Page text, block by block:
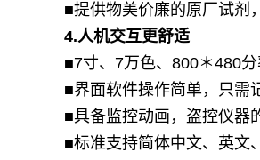
■提供物美价廉的原厂试剂
4.人机交互更舒适
■7寸、7万色、800＊480分
■界面软件操作简单，只需
■具备监控动画，盗控仪器
■标准支持简体中文、英文